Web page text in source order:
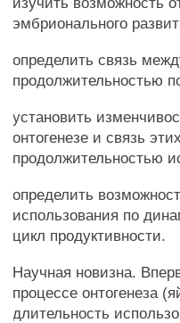
эмбрионального
определить связь
продолжительностью
установить
онтогенезе и связь
продолжительностью
определить
использования по
цикл продуктивности.
Научная новизна.
процессе онтогенеза
длительность